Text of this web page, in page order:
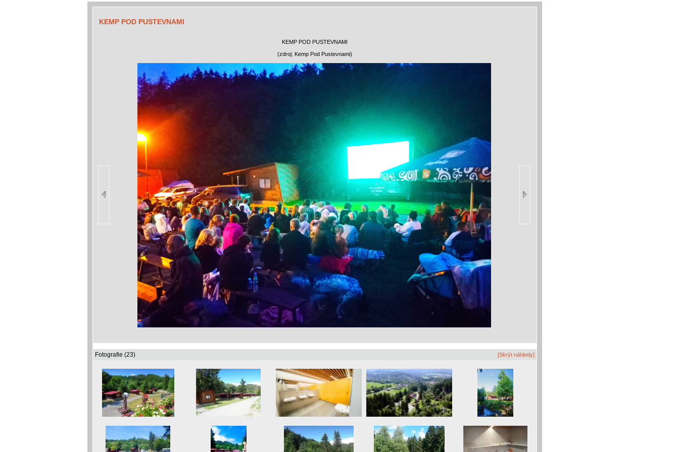
KEMP POD PUSTEVNAMI
KEMP POD PUSTEVNAMI
(zdroj: Kemp Pod Pustevnami)
Fotografie (23) [Skrýt náhledy]